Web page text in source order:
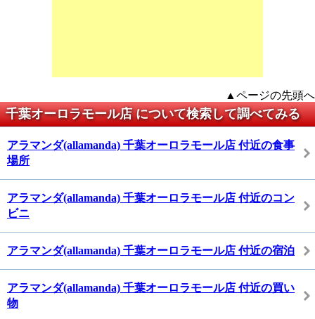
▲ページの先頭へ
千葉オーロラモール店 について検索して調べてみる
アラマンダ(allamanda) 千葉オーロラモール店 付近の食事
場所
アラマンダ(allamanda) 千葉オーロラモール店 付近のコン
ビニ
アラマンダ(allamanda) 千葉オーロラモール店 付近の宿泊
アラマンダ(allamanda) 千葉オーロラモール店 付近の買い
物